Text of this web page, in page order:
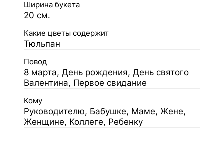
Ширина букета
20 см.
Какие цветы содержит
Тюльпан
Повод
8 марта, День рождения, День святого
Валентина, Первое свидание
Кому
Руководителю, Бабушке, Маме, Жене,
Женщине, Коллеге, Ребенку